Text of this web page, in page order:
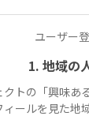
ユーザー
1. 地域の
クトの「興味あ
ィールを見た地